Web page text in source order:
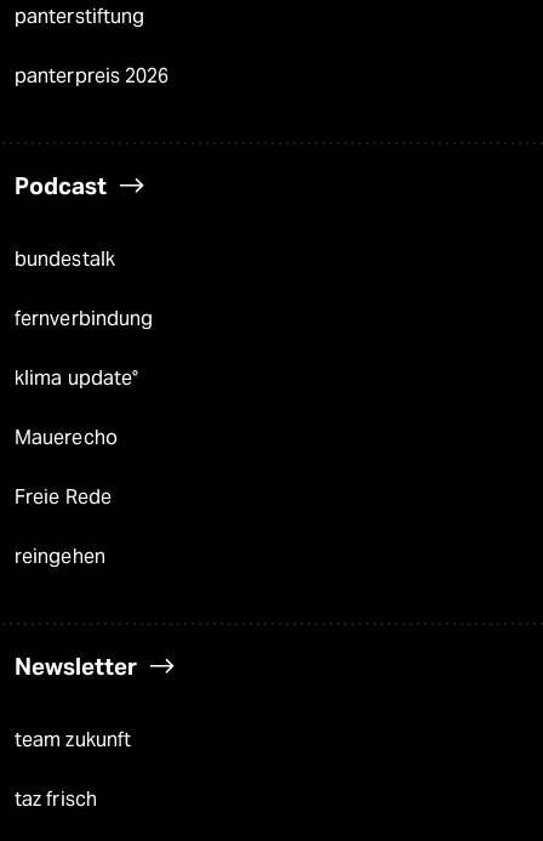
panterstiftung
panterpreis 2026
Podcast
bundestalk
fernverbindung
klima update°
Mauerecho
Freie Rede
reingehen
Newsletter
team zukunft
taz frisch